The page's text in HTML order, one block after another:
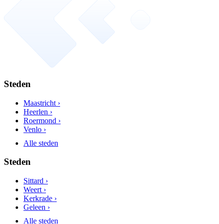
Steden
Maastricht ›
Heerlen ›
Roermond ›
Venlo ›
Alle steden
Steden
Sittard ›
Weert ›
Kerkrade ›
Geleen ›
Alle steden